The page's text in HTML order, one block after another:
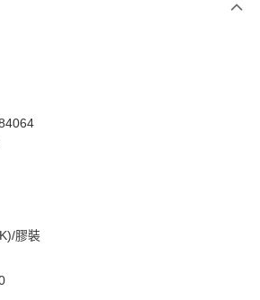
】
商品之後才付款」的支付方式。 讓您購物簡單
不需綁卡、不需儲值。
簡訊認證，即可結帳。
務後，再付款。
流程】
先享後付」後，將跳轉至「AFTEE先享後付」
確認金額後，即可完成結帳。
收到繳費通知簡訊。
含以上)免運費
膠裝